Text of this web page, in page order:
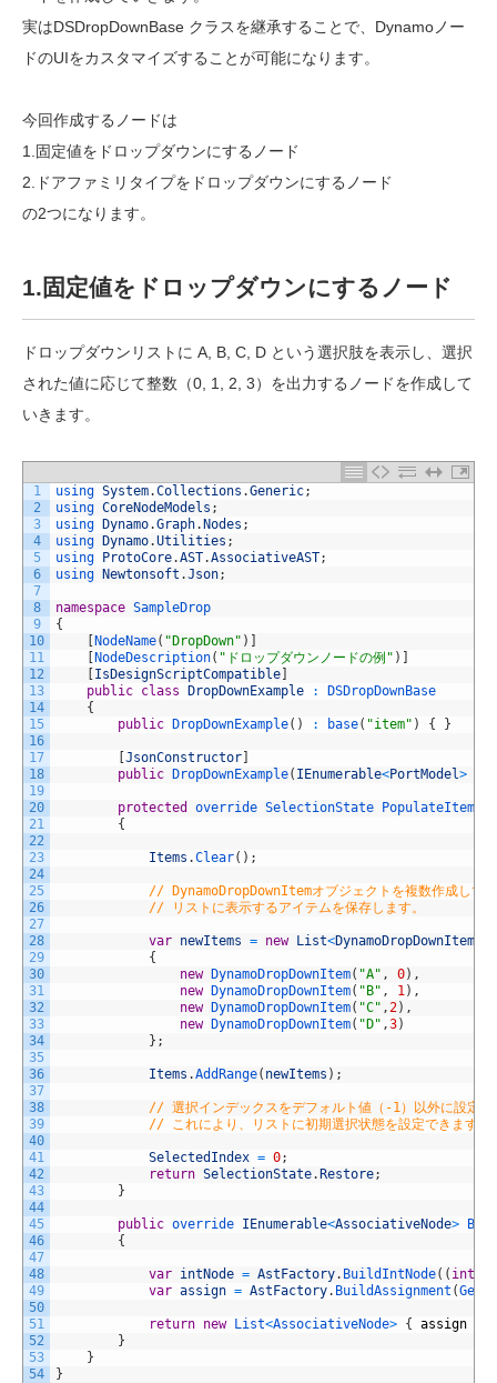
実はDSDropDownBase クラスを継承することで、Dynamoノー
ドのUIをカスタマイズすることが可能になります。
今回作成するノードは
1.固定値をドロップダウンにするノード
2.ドアファミリタイプをドロップダウンにするノード
の2つになります。
1.固定値をドロップダウンにするノード
ドロップダウンリストに A, B, C, D という選択肢を表示し、選択
された値に応じて整数（0, 1, 2, 3）を出力するノードを作成して
いきます。
1
2
3
4
5
6
7
8
9
10
11
12
13
14
15
16
17
18
19
20
21
22
23
24
25
26
27
28
29
30
31
32
33
34
35
36
37
38
39
40
41
42
43
44
45
46
47
48
49
50
51
52
53
54
using System.Collections .Generic;
using CoreNodeModels ;
using Dynamo.Graph.Nodes ;
using Dynamo.Utilities ;
using ProtoCore.AST.AssociativeAST;
using Newtonsoft .Json;
namespace SampleDrop
{
[NodeName( "DropDown" ) ]
[NodeDescription( "ドロップダウンノードの例" ) ]
[IsDesignScriptCompatible]
public class DropDownExample :
DSDropDownBase
{
public DropDownExample( ) : base( "item" ) { }
[JsonConstructor]
public DropDownExample( IEnumerable<PortModel>
protected override SelectionState
{
Items .Clear( ) ;
// DynamoDropDownItemオブジェクトを複数作成して、
// リストに表示するアイテムを保存します。
var newItems = new List<DynamoDropDownItem
{
new DynamoDropDownItem( "A" , 0) ,
new DynamoDropDownItem( "B" , 1 ) ,
new DynamoDropDownItem( "C" , 2) ,
new DynamoDropDownItem( "D" ,3)
} ;
Items .AddRange( newItems ) ;
// 選択インデックスをデフォルト値（-1）以外に設定し
// これにより、リストに初期選択状態を設定できます。
SelectedIndex = 0;
return SelectionState.Restore;
}
public override IEnumerable<AssociativeNode>
{
var intNode = AstFactory. BuildIntNode( ( int
var assign = AstFactory. BuildAssignment (
return new List<AssociativeNode> { assign
}
}
}